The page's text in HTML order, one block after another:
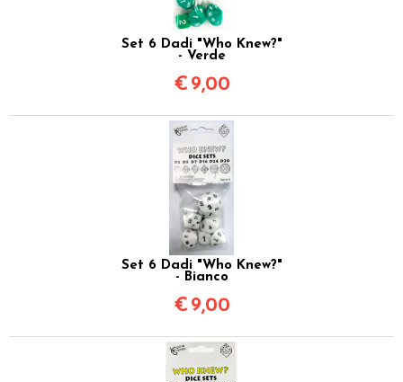
Set 6 Dadi "Who Knew?"
- Verde
€ 9,00
Set 6 Dadi "Who Knew?"
- Bianco
€ 9,00